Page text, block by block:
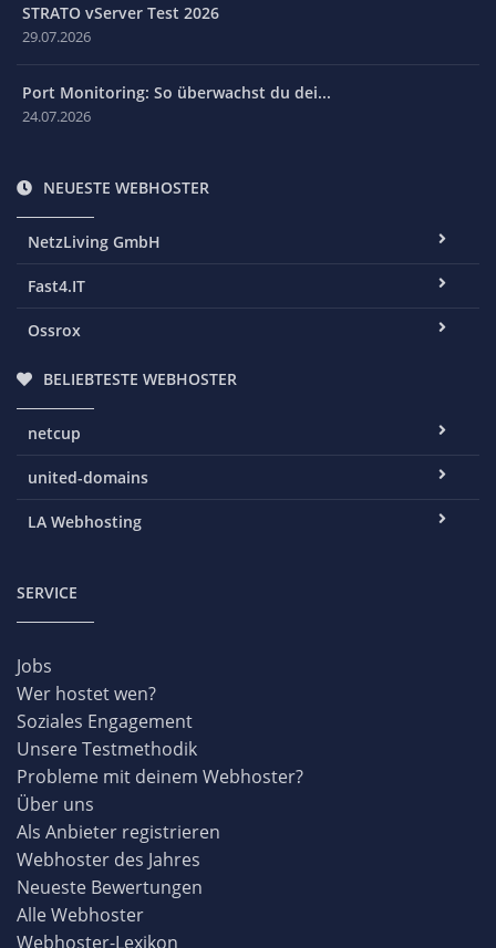
STRATO vServer Test 2026
29.07.2026
Port Monitoring: So überwachst du dei...
24.07.2026
NEUESTE WEBHOSTER
NetzLiving GmbH
Fast4.IT
Ossrox
BELIEBTESTE WEBHOSTER
netcup
united-domains
LA Webhosting
SERVICE
Jobs
Wer hostet wen?
Soziales Engagement
Unsere Testmethodik
Probleme mit deinem Webhoster?
Über uns
Als Anbieter registrieren
Webhoster des Jahres
Neueste Bewertungen
Alle Webhoster
Webhoster-Lexikon